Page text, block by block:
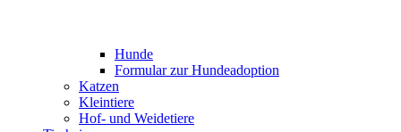
Hunde
Formular zur Hundeadoption
Katzen
Kleintiere
Hof- und Weidetiere